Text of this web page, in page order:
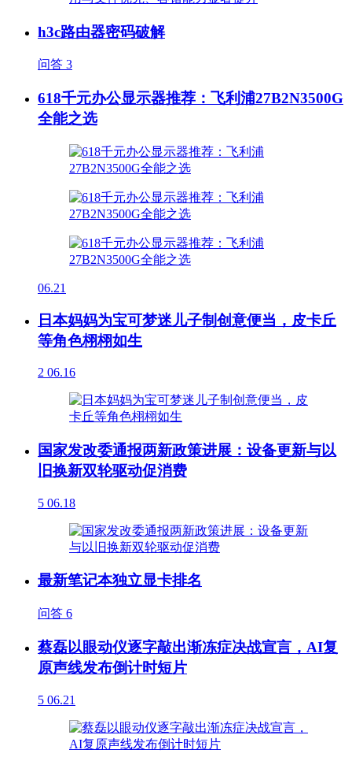
h3c路由器密码破解
问答 3
618千元办公显示器推荐：飞利浦27B2N3500G
全能之选
06.21
日本妈妈为宝可梦迷儿子制创意便当，皮卡丘
等角色栩栩如生
2 06.16
国家发改委通报两新政策进展：设备更新与以
旧换新双轮驱动促消费
5 06.18
最新笔记本独立显卡排名
问答 6
蔡磊以眼动仪逐字敲出渐冻症决战宣言，AI复
原声线发布倒计时短片
5 06.21